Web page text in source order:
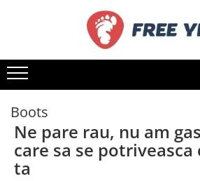
Schiuri
Schiuri sh copii
Schiuri sh modele feminine
Schiuri sh Freestyle
Schiuri sh Freeride/Tura
Snowboard
Snowboard sh copii
Snwoboard sh modele feminine
Boots
Boots sh adulți
Pentru schiuri
Diferitele Tipuri de schiuri
Alegerea înălțimii schiurilor
Pentru snowboarduri
Cum se alege un snowboard?
Informatii utile
Despre noi
Metode de plata
Politica de retur
Politica de confidențialitate
Boots
Ne pare rau, nu am
care sa se potriveasca
ta